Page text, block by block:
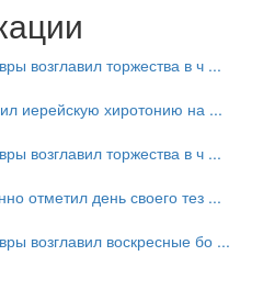
возглавил торжества в ч ...
иерейскую хиротонию на ...
возглавил торжества в ч ...
отметил день своего тез ...
возглавил воскресные бо ...